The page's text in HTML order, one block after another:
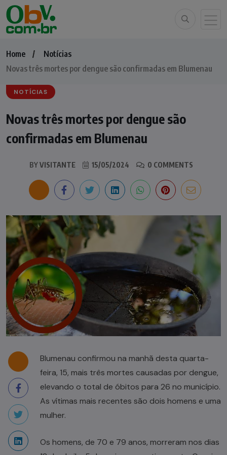
Home
Notícias
Novas três mortes por dengue são confirmadas em Blumenau
NOTÍCIAS
Novas três mortes por dengue são
confirmadas em Blumenau
BYVISITANTE 15/05/2024 0 COMMENTS
Blumenau confirmou na manhã desta quarta-
feira, 15, mais três mortes causadas por dengue,
elevando o total de óbitos para 26 no município.
As vítimas mais recentes são dois homens e uma
mulher.
Os homens, de 70 e 79 anos, morreram nos dias